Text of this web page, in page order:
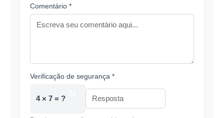
Comentário *
Verificação de segurança *
4 × 7 = ?